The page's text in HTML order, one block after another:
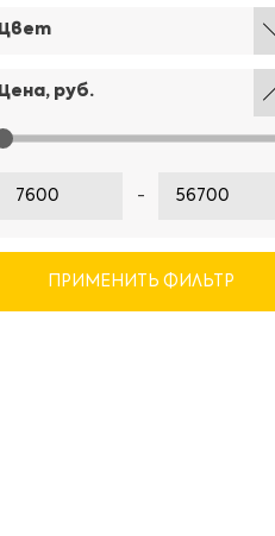
Цвет
Цена, руб.
-
ПРИМЕНИТЬ ФИЛЬТР